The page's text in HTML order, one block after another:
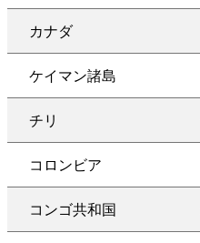
カナダ
ケイマン諸島
チリ
コロンビア
コンゴ共和国